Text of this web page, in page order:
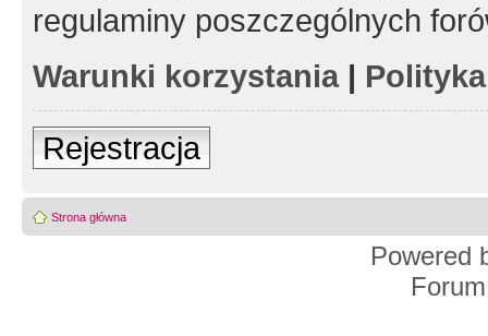
regulaminy poszczególnych
Warunki korzystania|
Rejestracja
Strona główna
Powered